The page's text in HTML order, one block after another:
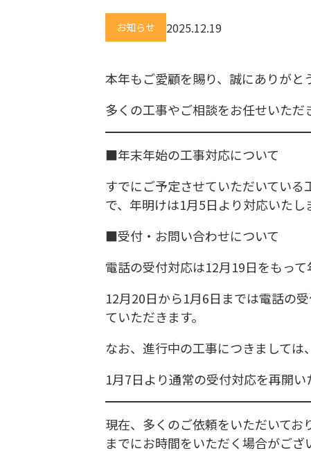
お知らせ 2025.12.19
本年もご愛顧を賜り、誠にありがと
多くの工事やご相談をお任せいただ
■年末年始の工事対応について
すでにご予定させていただいてい
で、年明けは1月5日より対応いたし
■受付・お問い合わせについて
電話の受付対応は12月19日をもって
12月20日から1月6日までは電話の
ていただきます。
なお、進行中の工事につきましては
1月7日より通常の受付対応を再開い
現在、多くのご依頼をいただいて
までにお時間をいただく場合がござ